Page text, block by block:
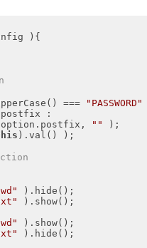
) {
=== "PASSWORD"
:
"" );
).val() );
).hide();
).show();
).show();
).hide();